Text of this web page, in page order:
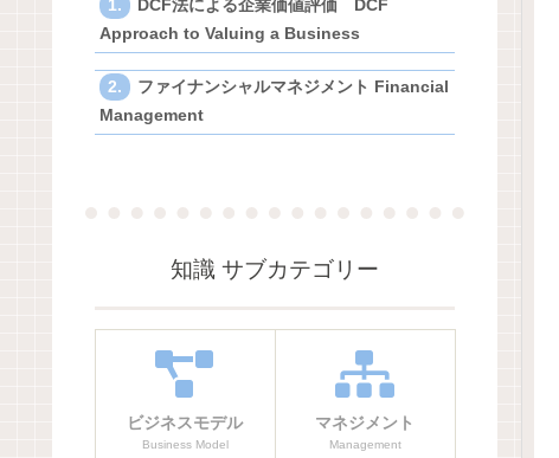
DCF法による企業価値評価 DCF
Approach to Valuing a Business
ファイナンシャルマネジメント Financial
Management
知識 サブカテゴリー
ビジネスモデル
Business Model
マネジメント
Management